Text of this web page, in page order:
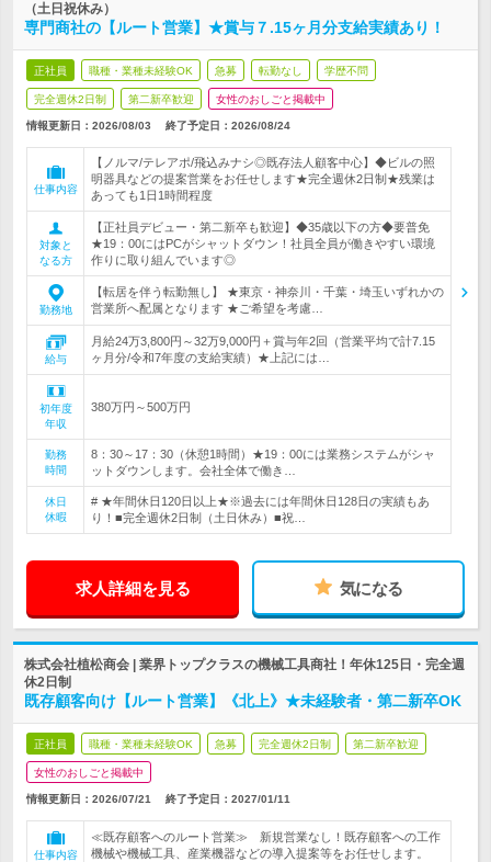
（土日祝休み）
専門商社の【ルート営業】★賞与７.15ヶ月分支給実績あり！
正社員 職種・業種未経験OK 急募 転勤なし 学歴不問
完全週休2日制 第二新卒歓迎 女性のおしごと掲載中
情報更新日：2026/08/03 終了予定日： 2026/08/24
仕事内容
【ノルマ/テレアポ/飛込みナシ◎既存法人顧客中心】◆ビルの照
明器具などの提案営業をお任せします★完全週休2日制★残業は
あっても1日1時間程度
対象と
なる方
【正社員デビュー・第二新卒も歓迎】◆35歳以下の方◆要普免
★19：00にはPCがシャットダウン！社員全員が働きやすい環境
作りに取り組んでいます◎
勤務地
【転居を伴う転勤無し】 ★東京・神奈川・千葉・埼玉いずれかの
営業所へ配属となります ★ご希望を考慮…
給与
月給24万3,800円～32万9,000円＋賞与年2回（営業平均で計7.15
ヶ月分/令和7年度の支給実績）★上記には…
初年度
年収
380万円～500万円
勤務
時間
8：30～17：30（休憩1時間）★19：00には業務システムがシャ
ットダウンします。会社全体で働き…
休日
休暇
# ★年間休日120日以上★※過去には年間休日128日の実績もあ
り！■完全週休2日制（土日休み）■祝…
求人詳細を見る 気になる
株式会社植松商会 | 業界トップクラスの機械工具商社！年休125日・完全週
休2日制
既存顧客向け【ルート営業】《北上》★未経験者・第二新卒OK
正社員 職種・業種未経験OK 急募 完全週休2日制 第二新卒歓迎
女性のおしごと掲載中
情報更新日：2026/07/21 終了予定日： 2027/01/11
仕事内容
≪既存顧客へのルート営業≫ 新規営業なし！既存顧客への工作
機械や機械工具、産業機器などの導入提案等をお任せします。